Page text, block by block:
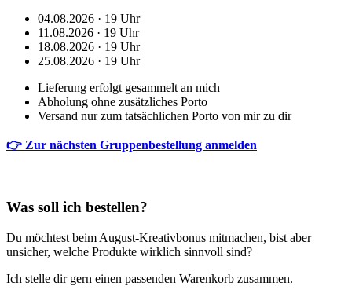
04.08.2026 · 19 Uhr
11.08.2026 · 19 Uhr
18.08.2026 · 19 Uhr
25.08.2026 · 19 Uhr
Lieferung erfolgt gesammelt an mich
Abholung ohne zusätzliches Porto
Versand nur zum tatsächlichen Porto von mir zu dir
👉 Zur nächsten Gruppenbestellung anmelden
Was soll ich bestellen?
Du möchtest beim August-Kreativbonus mitmachen, bist aber
unsicher, welche Produkte wirklich sinnvoll sind?
Ich stelle dir gern einen passenden Warenkorb zusammen.